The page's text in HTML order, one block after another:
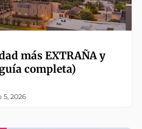
más EXTRAÑA y
completa)
5, 2026